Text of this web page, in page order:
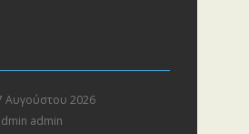
Αυγούστου 2026
admin